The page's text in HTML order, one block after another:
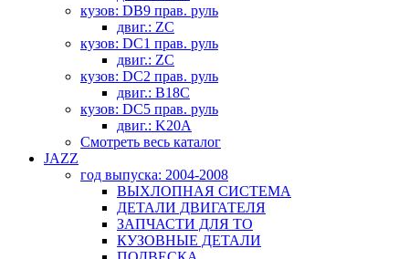
кузов: DB9 прав. руль
двиг.: ZC
кузов: DC1 прав. руль
двиг.: ZC
кузов: DC2 прав. руль
двиг.: B18C
кузов: DC5 прав. руль
двиг.: K20A
Смотреть весь каталог
JAZZ
год выпуска: 2004-2008
ВЫХЛОПНАЯ СИСТЕМА
ДЕТАЛИ ДВИГАТЕЛЯ
ЗАПЧАСТИ ДЛЯ ТО
КУЗОВНЫЕ ДЕТАЛИ